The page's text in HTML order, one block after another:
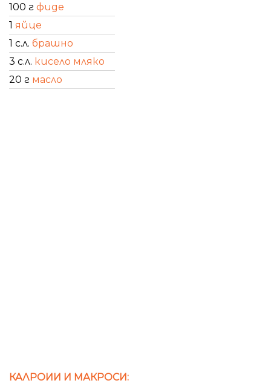
100 г фиде
1 яйце
1 с.л. брашно
3 с.л. кисело мляко
20 г масло
КАЛРОИИ И МАКРОСИ: